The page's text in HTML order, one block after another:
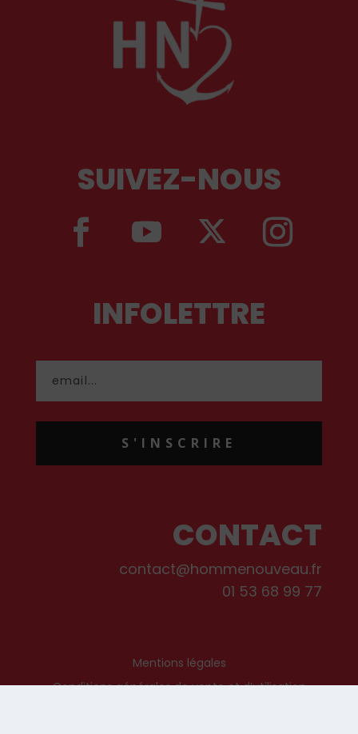
SUIVEZ-NOUS
INFOLETTRE
S'INSCRIRE
CONTACT
contact@hommenouveau.fr
01 53 68 99 77
Mentions légales
Conditions générales de vente et d’utilisation